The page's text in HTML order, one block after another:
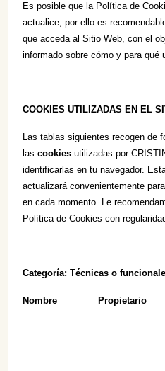
Es posible que la Política de
actualice, por ello es
que acceda al Sitio Web, con el
informado sobre cómo y para qué
COOKIES UTILIZADAS EN EL
Las tablas siguientes recogen de
las cookies utilizadas por
identificarlas en tu navegador.
actualizará convenientemente
en cada momento. Le
Política de Cookies con
Categoría: Técnicas o
Nombre Propietario